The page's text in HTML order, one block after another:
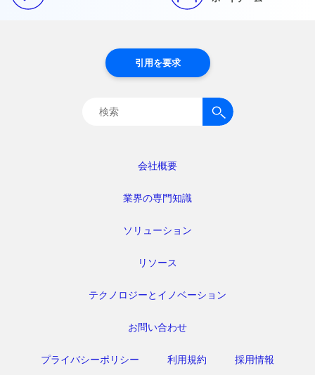
会社概要
業界の専門知識
ソリューション
リソース
テクノロジーとイノベーション
お問い合わせ
プライバシーポリシー 利用規約 採用情報
引用を要求
検